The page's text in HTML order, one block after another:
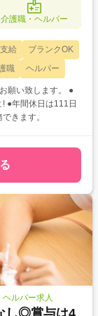
介護職・ヘルパー
給
ブランクOK
職 ヘルパー
願い致します。 ●
●年間休日は111日
きます。
ルパー求人